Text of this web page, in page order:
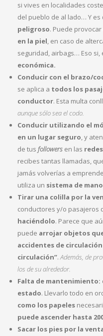
si vives en localidades
del pueblo de al lado… Y es
peligroso. Puede provocar
en la piel, en caso de
seguridad, airbags… Eso si,
económica.
Conducir con el brazo/
se aplica a todos los
conductor. Esta multa
aunque sólo sea el codo.
Conducir utilizando el
en un lugar seguro, y
de tus followers en las
recibes tantas llamadas,
jamás volverías a
utiliza un sistema de
Tirar una colilla por la
conductores y/o pasajeros
haciéndolo. Parece que
puede arrojar objetos
accidentes de
circulación”.Además, de
los de su alrededor.
Falta de mantenimiento:
estado. Llevarlo todo en
como los papeles
puede ascender hasta
Sacar los pies por la